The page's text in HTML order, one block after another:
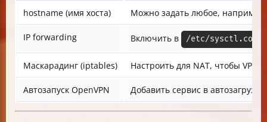
hostname (имя хоста) Можно задать любое,
IP forwarding Включить в /etc/sysctl.conf
Маскарадинг (iptables) Настроить для NAT, чтобы
Автозапуск OpenVPN Добавить сервис в